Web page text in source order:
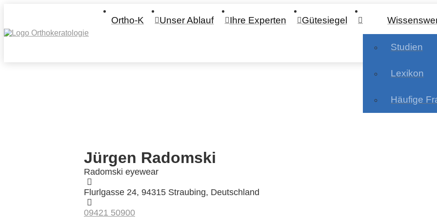
Ortho-K Unser Ablauf Ihre Experten Gütesiegel
Studien
Lexikon
Häufige
Jürgen Radomski
Radomski eyewear
Flurlgasse 24, 94315 Straubing, Deutschland
09421 50900